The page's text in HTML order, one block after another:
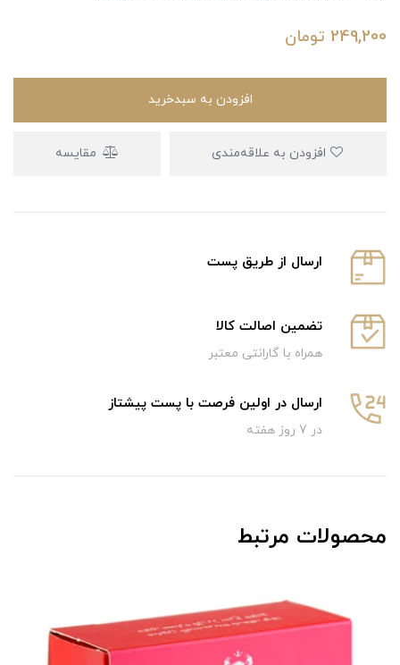
249,200 تومان
افزودن به سبدخرید
مقایسه
ارسال از طریق پست
تضمین اصالت کالا
همراه با گارانتی معتبر
ارسال در اولین فرصت با پست پیشتاز
در 7 روز هفته
محصولات مرتبط